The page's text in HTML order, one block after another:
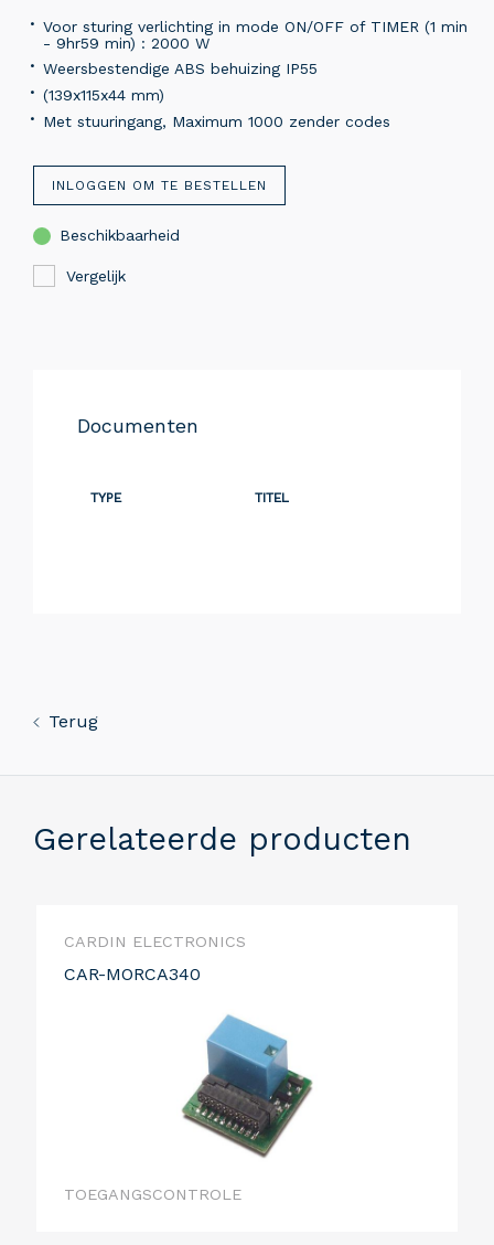
Voor sturing verlichting in mode ON/OFF of TIMER (1 min
- 9hr59 min) : 2000 W
Weersbestendige ABS behuizing IP55
(139x115x44 mm)
Met stuuringang, Maximum 1000 zender codes
INLOGGEN OM TE BESTELLEN
Beschikbaarheid
Vergelijk
Documenten
TYPE TITEL
Terug
Gerelateerde producten
CARDIN ELECTRONICS
CAR-MORCA340
TOEGANGSCONTROLE